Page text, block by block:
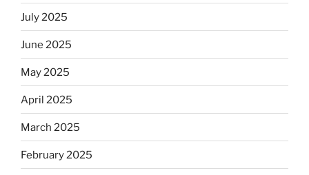
July 2025
June 2025
May 2025
April 2025
March 2025
February 2025